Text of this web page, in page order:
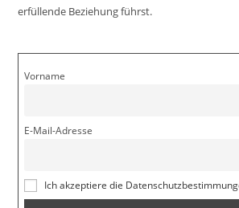
erfüllende Beziehung führst.
Vorname
E-Mail-Adresse
Ich akzeptiere die